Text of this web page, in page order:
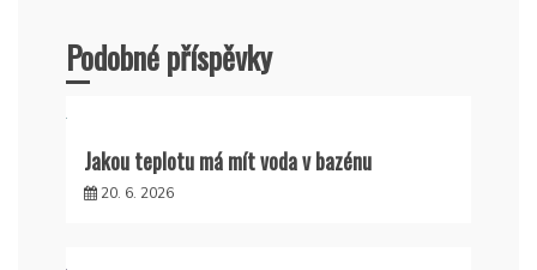
Podobné příspěvky
Jakou teplotu má mít voda v bazénu
20. 6. 2026